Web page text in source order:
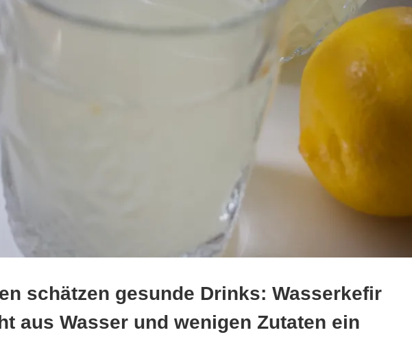
schätzen gesunde Drinks: Wasserkefir
aus Wasser und wenigen Zutaten ein